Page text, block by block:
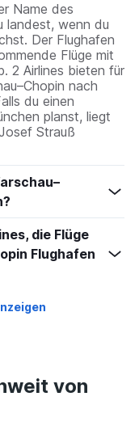
Name des
landest, wenn du
Der Flughafen
Flüge mit
2 Airlines bieten für
nach
du einen
planst, liegt
Strauß
die Flüge
Flughafen
von